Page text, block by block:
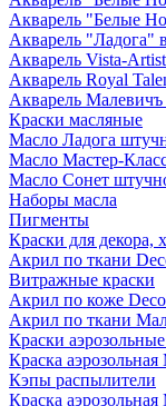
Акварель "Белые
Акварель "Ладога"
Акварель Vista-
Акварель Royal
Акварель
Краски масляные
Масло Ладога
Масло Мастер-
Масло Сонет
Наборы масла
Пигменты
Краски для декора,
Акрил по ткани
Витражные краски
Акрил по коже
Акрил по ткани
Краски
Краска
Кэпы распылители
Краска